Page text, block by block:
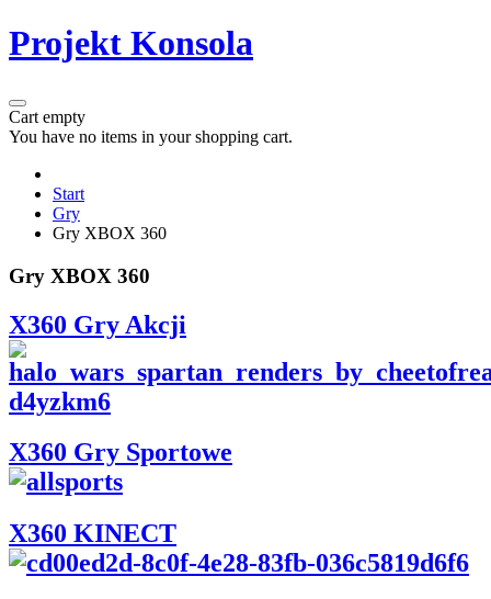
Projekt Konsola
Cart empty
You have no items in your shopping cart.
Start
Gry
Gry XBOX 360
Gry XBOX 360
X360 Gry Akcji
X360 Gry Sportowe
X360 KINECT